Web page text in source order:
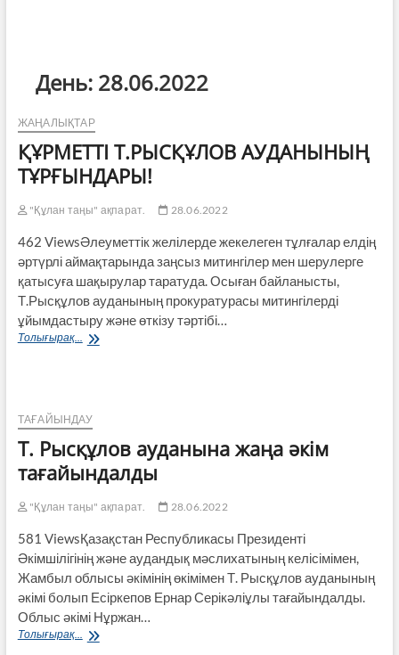
День: 28.06.2022
ЖАҢАЛЫҚТАР
ҚҰРМЕТТІ Т.РЫСҚҰЛОВ АУДАНЫНЫҢ
ТҰРҒЫНДАРЫ!
"Құлан таңы" ақпарат. 28.06.2022
462 ViewsӘлеуметтік желілерде жекелеген тұлғалар елдің
әртүрлі аймақтарын­да заңсыз митингілер мен шерулерге
қатысуға шақырулар таратуда. Осы­ған байланысты,
Т.Рысқұлов ауданы­ның прокуратурасы митингілерді
ұйымдастыру және өткізу тәртібі…
Толығырақ...
ҚҰРМЕТТІ
ТАҒАЙЫНДАУ
Т. Рысқұлов ауданына жаңа әкім
тағайындалды
"Құлан таңы" ақпарат. 28.06.2022
581 ViewsҚазақстан Республикасы Президенті
Әкімшілігінің және аудандық мәслиxатының келісімімен,
Жамбыл облысы әкімінің өкімімен Т. Рысқұлов ауданының
әкімі болып Есіркепов Ернар Серікәліұлы тағайындалды.
Облыс әкімі Нұржан…
Толығырақ...
Т.